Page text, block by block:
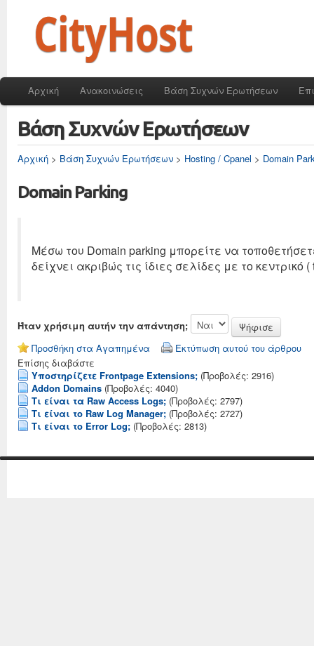
Αρχική Ανακοινώσεις Βάση Συχνών Ερωτήσεων
Βάση Συχνών Ερωτήσεων
Αρχική > Βάση Συχνών Ερωτήσεων > Hosting / Cpanel > Domain
Domain Parking
Μέσω του Domain parking μπορείτε να
δείχνει ακριβώς τις ίδιες σελίδες με το κεντρικό
Ήταν χρήσιμη αυτήν την απάντηση;
Προσθήκη στα Αγαπημένα
Εκτύπωση αυτού του άρθρου
Επίσης διαβάστε
Υποστηρίζετε Frontpage Extensions; (Προβολές: 2916)
Addon Domains (Προβολές: 4040)
Tι είναι τα Raw Access Logs; (Προβολές: 2797)
Τι είναι το Raw Log Manager; (Προβολές: 2727)
Τι είναι το Error Log; (Προβολές: 2813)